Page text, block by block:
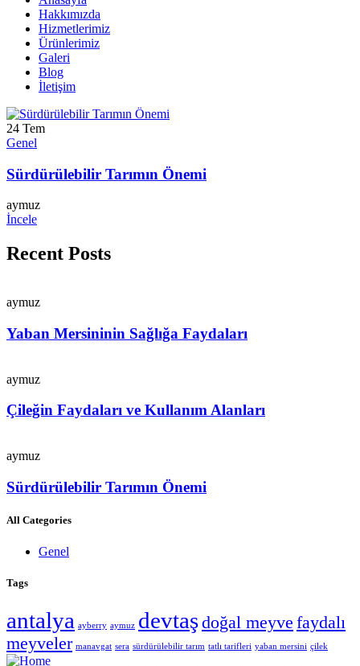
Hakkımızda
Hizmetlerimiz
Ürünlerimiz
Galeri
Blog
İletişim
24 Tem
Genel
Sürdürülebilir Tarımın Önemi
aymuz
İncele
Recent Posts
aymuz
Yaban Mersininin Sağlığa Faydaları
aymuz
Çileğin Faydaları ve Kullanım Alanları
aymuz
Sürdürülebilir Tarımın Önemi
All Categories
Genel
Tags
antalya ayberry aymuz devtaşdoğal meyve faydalı
meyveler manavgat sera sürdürülebilir tarım tatlı tarifleri yaban mersini çilek